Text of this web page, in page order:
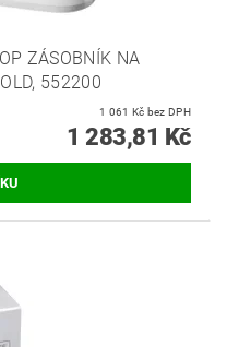
ZÁSOBNÍK NA
552200
1 061 Kč bez DPH
1 283,81 Kč